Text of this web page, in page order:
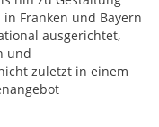
Franken und Bayern
ausgerichtet,
und
zuletzt in einem